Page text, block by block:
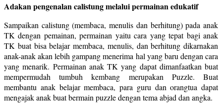
Adakan pengenalan calistung melalui permainan edukatif
Sampaikan calistung (membaca, menulis dan berhitung) pada anak
TK dengan pemainan, permainan yaitu cara yang tepat bagi anak
TK buat bisa belajar membaca, menulis, dan berhitung dikarnakan
anak-anak akan lebih gampang menerima hal yang baru dengan cara
yang menarik. Permainan anak TK yang dapat dimanfaatkan buat
mempermudah tumbuh kembang merupakan Puzzle. Buat
membantu anak belajar membaca, para guru dan orangtua dapat
mengajak anak buat bermain puzzle dengan tema abjad dan angka.